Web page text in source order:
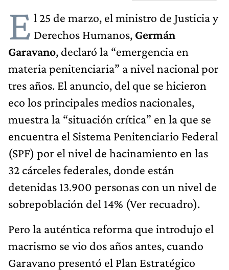
E l 25 de marzo, el ministro de Justicia y
Derechos Humanos, Germán
Garavano, declaró la “emergencia en
materia penitenciaria” a nivel nacional por
tres años. El anuncio, del que se hicieron
eco los principales medios nacionales,
muestra la “situación crítica” en la que se
encuentra el Sistema Penitenciario Federal
(SPF) por el nivel de hacinamiento en las
32 cárceles federales, donde están
detenidas 13.900 personas con un nivel de
sobrepoblación del 14% (Ver recuadro).
Pero la auténtica reforma que introdujo el
macrismo se vio dos años antes, cuando
Garavano presentó el Plan Estratégico